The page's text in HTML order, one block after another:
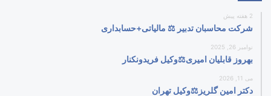
2 هفته پیش
شرکت محاسبان تدبیر ⚖️ مالیاتی+حسابداری
نوامبر 26, 2025
بهروز قابلیان امیری⚖️وکیل فریدونکنار
می 11, 2026
دکتر امین گلریز⚖️وکیل تهران